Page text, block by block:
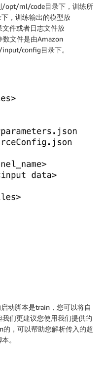
/opt/ml/code目录下，训练所
，训练输出的模型放
件或者日志文件放
文件是由Amazon
config目录下。
动脚本是train，您可以将自
们更建议您使用我们提供的
，可以帮助您解析传入的超
。